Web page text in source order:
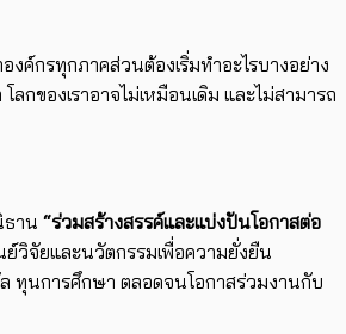
งค์กรทุกภาคส่วนต้องเริ่มทำอะไรบางอย่าง
ลกของเราอาจไม่เหมือนเดิม และไม่สามารถ
าน “ร่วมสร้างสรรค์และแบ่งปันโอกาสต่อ
ย์วิจัยและนวัตกรรมเพื่อความยั่งยืน
ล ทุนการศึกษา ตลอดจนโอกาสร่วมงานกับ